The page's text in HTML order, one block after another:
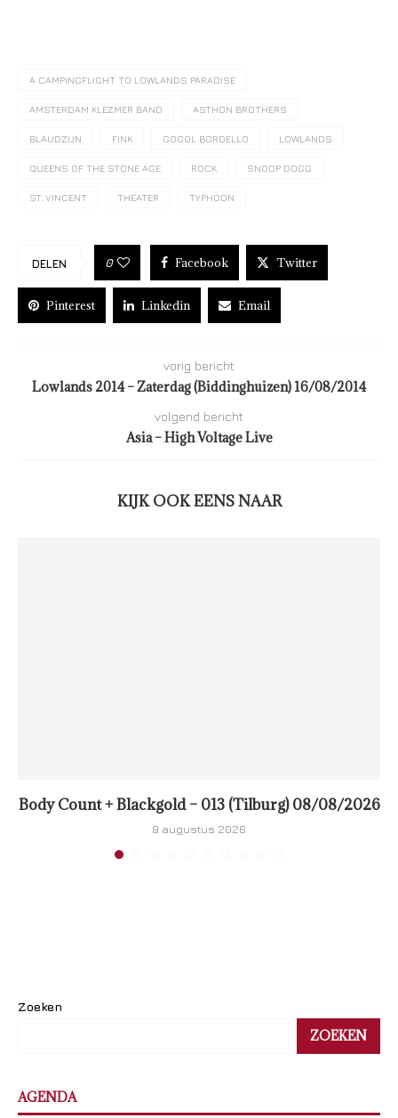
A CAMPINGFLIGHT TO LOWLANDS PARADISE
AMSTERDAM KLEZMER BAND ASTHON BROTHERS
BLAUDZUN FINK GOGOL BORDELLO LOWLANDS
QUEENS OF THE STONE AGE ROCK SNOOP DOGG
ST. VINCENT THEATER TYPHOON
DELEN 0 Facebook Twitter
Pinterest Linkedin Email
vorig bericht
Lowlands 2014 – Zaterdag (Biddinghuizen) 16/08/2014
volgend bericht
Asia – High Voltage Live
KIJK OOK EENS NAAR
Body Count + Blackgold – 013 (Tilburg) 08/08/2026
9 augustus 2026
Zoeken
ZOEKEN
AGENDA